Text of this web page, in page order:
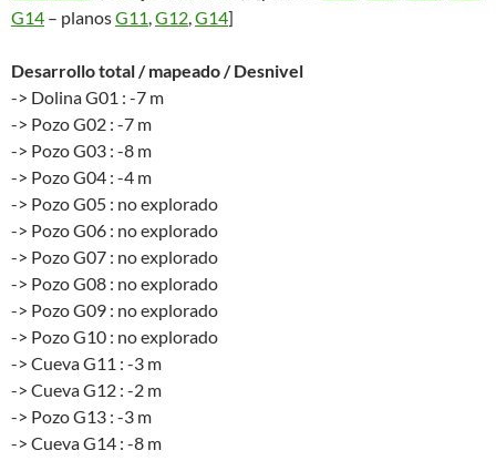
G14 – planosG11,G12,G14]
Desarrollo total / mapeado / Desnivel
-> Dolina G01 : -7 m
-> Pozo G02 : -7 m
-> Pozo G03 : -8 m
-> Pozo G04 : -4 m
-> Pozo G05 : no explorado
-> Pozo G06 : no explorado
-> Pozo G07 : no explorado
-> Pozo G08 : no explorado
-> Pozo G09 : no explorado
-> Pozo G10 : no explorado
-> Cueva G11 : -3 m
-> Cueva G12 : -2 m
-> Pozo G13 : -3 m
-> Cueva G14 : -8 m